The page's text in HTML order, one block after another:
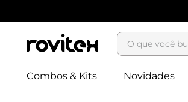
O que você
Combos & Kits Novidades